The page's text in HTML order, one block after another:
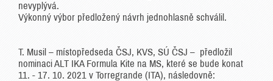
nevyplývá.
Výkonný výbor předložený návrh jednohlasně schválil.
T. Musil – místopředseda ČSJ, KVS, SÚ ČSJ – předložil
nominaci ALT IKA Formula Kite na MS, které se bude konat
11. - 17. 10. 2021 v Torregrande (ITA), následovně: